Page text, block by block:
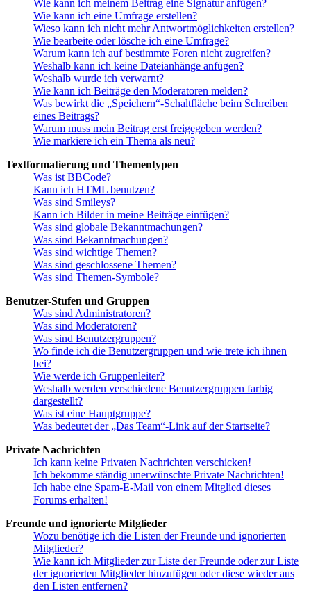
Wie kann ich meinem Beitrag eine Signatur anfügen?
Wie kann ich eine Umfrage erstellen?
Wieso kann ich nicht mehr Antwortmöglichkeiten erstellen?
Wie bearbeite oder lösche ich eine Umfrage?
Warum kann ich auf bestimmte Foren nicht zugreifen?
Weshalb kann ich keine Dateianhänge anfügen?
Weshalb wurde ich verwarnt?
Wie kann ich Beiträge den Moderatoren melden?
Was bewirkt die „Speichern“-Schaltfläche beim Schreiben
eines Beitrags?
Warum muss mein Beitrag erst freigegeben werden?
Wie markiere ich ein Thema als neu?
Textformatierung und Thementypen
Was ist BBCode?
Kann ich HTML benutzen?
Was sind Smileys?
Kann ich Bilder in meine Beiträge einfügen?
Was sind globale Bekanntmachungen?
Was sind Bekanntmachungen?
Was sind wichtige Themen?
Was sind geschlossene Themen?
Was sind Themen-Symbole?
Benutzer-Stufen und Gruppen
Was sind Administratoren?
Was sind Moderatoren?
Was sind Benutzergruppen?
Wo finde ich die Benutzergruppen und wie trete ich ihnen
bei?
Wie werde ich Gruppenleiter?
Weshalb werden verschiedene Benutzergruppen farbig
dargestellt?
Was ist eine Hauptgruppe?
Was bedeutet der „Das Team“-Link auf der Startseite?
Private Nachrichten
Ich kann keine Privaten Nachrichten verschicken!
Ich bekomme ständig unerwünschte Private Nachrichten!
Ich habe eine Spam-E-Mail von einem Mitglied dieses
Forums erhalten!
Freunde und ignorierte Mitglieder
Wozu benötige ich die Listen der Freunde und ignorierten
Mitglieder?
Wie kann ich Mitglieder zur Liste der Freunde oder zur Liste
der ignorierten Mitglieder hinzufügen oder diese wieder aus
den Listen entfernen?